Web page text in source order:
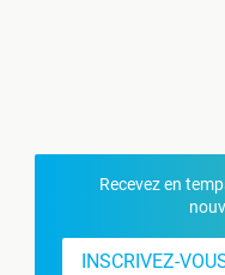
Recevez en
INSCRIVEZ-